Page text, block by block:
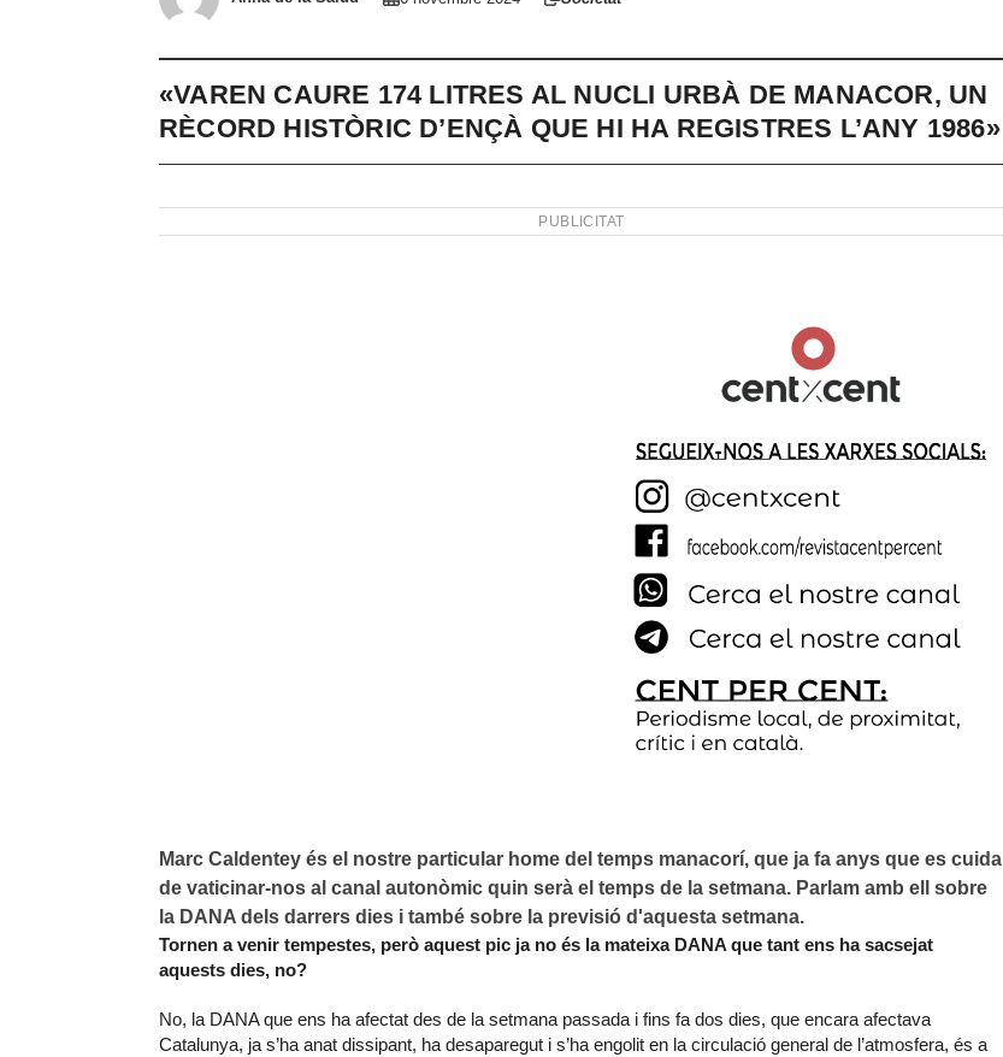
«VAREN CAURE 174 LITRES AL NUCLI URBÀ DE MANACOR, UN
RÈCORD HISTÒRIC D’ENÇÀ QUE HI HA REGISTRES L’ANY 1986»
PUBLICITAT
Marc Caldentey és el nostre particular home del temps manacorí, que ja fa anys que es cuida
de vaticinar-nos al canal autonòmic quin serà el temps de la setmana. Parlam amb ell sobre
la DANA dels darrers dies i també sobre la previsió d'aquesta setmana.
Tornen a venir tempestes, però aquest pic ja no és la mateixa DANA que tant ens ha sacsejat
aquests dies, no?
No, la DANA que ens ha afectat des de la setmana passada i fins fa dos dies, que encara afectava
Catalunya, ja s’ha anat dissipant, ha desaparegut i s’ha engolit en la circulació general de l’atmosfera, és a